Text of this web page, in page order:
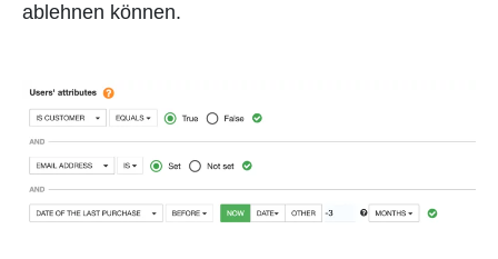
ablehnen können.